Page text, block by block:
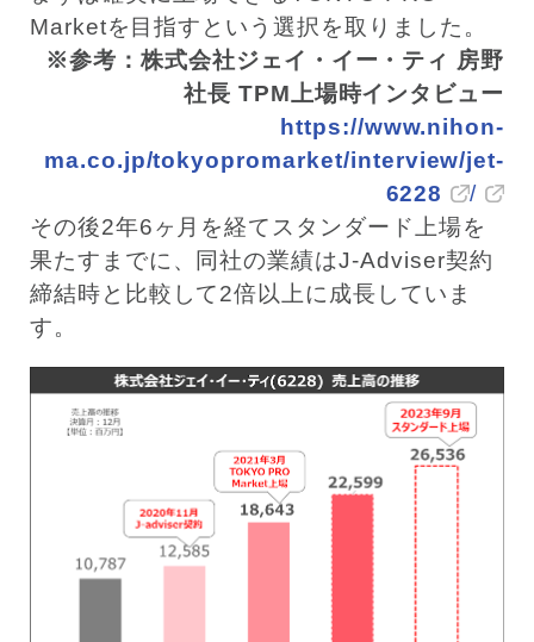
Marketを目指すという選択を取りました。
※参考：株式会社ジェイ・イー・ティ 房野
社長 TPM上場時インタビュー
https://www.nihon-
ma.co.jp/tokyopromarket/interview/jet-
6228
/
その後2年6ヶ月を経てスタンダード上場を
果たすまでに、同社の業績はJ-Adviser契約
締結時と比較して2倍以上に成長していま
す。